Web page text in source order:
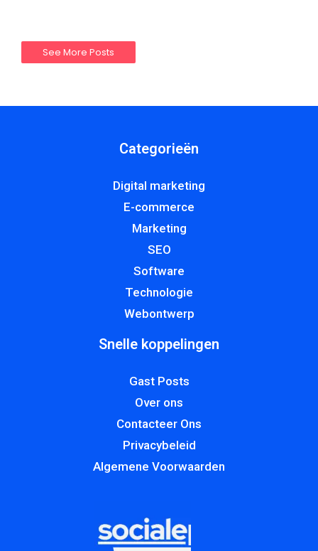
See More Posts
Categorieën
Digital marketing
E-commerce
Marketing
SEO
Software
Technologie
Webontwerp
Snelle koppelingen
Gast Posts
Over ons
Contacteer Ons
Privacybeleid
Algemene Voorwaarden